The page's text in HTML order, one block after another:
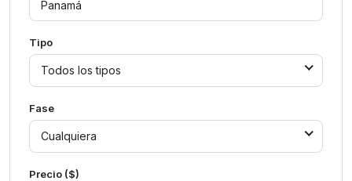
Tipo
Todos los tipos
Fase
Cualquiera
Precio ($)